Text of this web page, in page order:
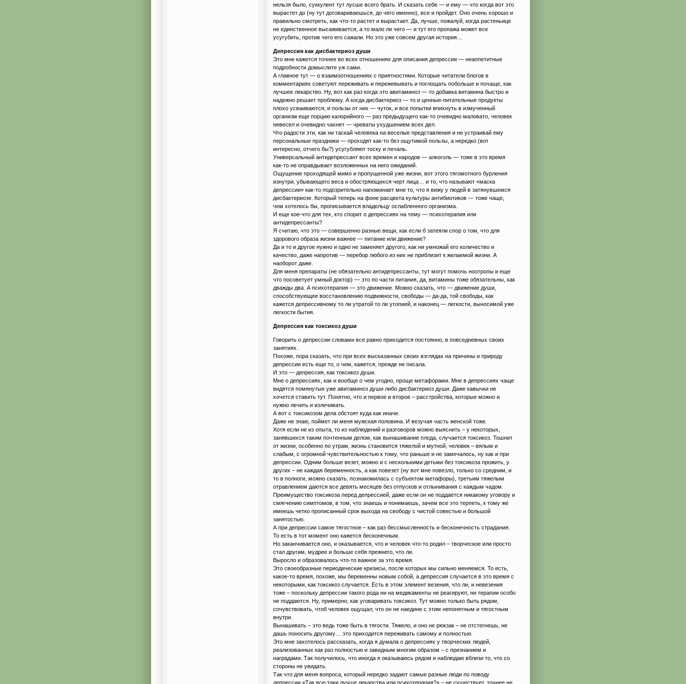
нельзя было, суккулент тут лусше всего брать. И сказать себе — и ему — что когда вот это
вырастет до (ну тут договариваешься, до чего именно), все и пройдет. Оно очень хорошо и
правильно смотреть, как что-то растет и вырастает. Да, лучше, пожалуй, когда растеньице
не единственное высаживается, а то мало ли чего — и тут его пропажа может все
усугубить, против чего его сажали. Но это уже совсем другая история…
Депрессия как дисбактериоз души
Это мне кажется точнее во всех отношениях для описания депрессии — неаппетитные
подробности домыслите уж сами.
А главное тут — о взаимоотношениях с приятностями. Которые читатели блогов в
комментариях советуют переживать и пережевывать и поглощать побольше и почаще, как
лучшее лекарство. Ну, вот как раз когда это авитаминоз — то добавка витамина быстро и
надежно решает проблему. А когда дисбактериоз — то и ценные-питательные продукты
плохо усваиваются, и пользы от них — чуток, и все попытки впихнуть в измученный
организм еще порцию калорийного — раз предыдущего как-то очевидно маловато, человек
невесел и очевидно чахнет — чреваты ухудшением всех дел.
Что радости эти, как ни таскай человека на веселые представления и не устраивай ему
персональные праздники — проходят как-то без ощутимой пользы, а нередко (вот
интересно, отчего бы?) усугубляют тоску и печаль.
Универсальный антидепрессант всех времен и народов — алкоголь — тоже в это время
как-то не оправдывает возложенных на него ожиданий.
Ощущение проходящей мимо и пропущенной уже жизни, вот этого тягомотного бурления
изнутри, убывающего веса и обостряющихся черт лица… и то, что называют «маска
депрессии» как-то подозрительно напоминает мне то, что я вижу у людей в затянувшемся
дисбактериозе. Который теперь на фоне расцвета культуры антибиотиков — тоже чаще,
чем хотелось бы, прописывается владельцу ослабленного организма.
И еще кое-что для тех, кто спорит о депрессиях на тему — психотерапия или
антидепрессанты?
Я считаю, что это — совершенно разные вещи, как если б затеяли спор о том, что для
здорового образа жизни важнее — питание или движение?
Да и то и другое нужно и одно не заменяет другого, как ни умножай его количество и
качество, даже напротив — перебор любого из них не приблизит к желаемой жизни. А
наоборот даже.
Для меня препараты (не обязательно антидепрессанты, тут могут помочь ноотропы и еще
что посоветует умный доктор) — это по части питания, да, витамины тоже обязательны, как
дважды два. А психотерапия — это движение. Можно сказать, что — движение души,
способствующее восстановлению подвижности, свободы — да-да, той свободы, как
кажется депрессивному то ли утратой то ли утопией, и наконец — легкости, выносимой уже
легкости бытия.
Депрессия как токсикоз души
Говорить о депрессии словами все равно приходится постоянно, в повседневных своих
занятиях.
Похоже, пора сказать, что при всех высказанных своих взглядах на причины и природу
депрессии есть еще то, о чем, кажется, прежде не писала.
И это — депрессия, как токсикоз души.
Мне о депрессиях, как и вообще о чем угодно, проще метафорами. Мне в депрессиях чаще
видятся помянутые уже авитаминоз души либо дисбактериоз души. Даже кавычки не
хочется ставить тут. Понятно, что и первое и второе – расстройства, которые можно и
нужно лечить и излечивать.
А вот с токсикозом дела обстоят куда как иначе.
Даже не знаю, поймет ли меня мужская половина. И везучая часть женской тоже.
Хотя если не из опыта, то из наблюдений и разговоров можно выяснить – у некоторых,
занявшихся таким почтенным делом, как вынашивание плода, случается токсикоз. Тошнит
от жизни, особенно по утрам, жизнь становится тяжелой и мутной, человек – вялым и
слабым, с огромной чувствительностью к тому, что раньше и не замечалось, ну как и при
депрессии. Одним больше везет, можно и с несколькими детьми без токсикоза прожить, у
других – не каждая беременность, а как повезет (ну вот мне повезло, только со средним, и
то в полноги, можно сказать, познакомилась с субъектом метафоры), третьим тяжелым
отравлением даются все девять месяцев без отпусков и отлынивания с каждым чадом.
Преимущество токсикоза перед депрессией, даже если он не поддается никакому уговору и
смягчению симптомов, в том, что знаешь и понимаешь, зачем все это терпеть, к тому же
имеешь четко прописанный срок выхода на свободу с чистой совестью и большой
занятостью.
А при депрессии самое тягостное – как раз бессмысленность и бесконечность страдания.
То есть в тот момент оно кажется бесконечным.
Но заканчивается оно, и оказывается, что и человек что-то родил – творческое или просто
стал другим, мудрее и больше себя прежнего, что ли.
Выросло и образовалось что-то важное за это время.
Это своеобразные периодические кризисы, после которых мы сильно меняемся. То есть,
какое-то время, похоже, мы беременны новым собой, а депрессия случается в это время с
некоторыми, как токсикоз случается. Есть в этом элемент везения, что ли, и невезения
тоже – поскольку депрессии такого рода ни на медикаменты не реагируют, ни терапии особо
не поддаются. Ну, примерно, как уговаривать токсикоз. Тут можно только быть рядом,
сочувствовать, чтоб человек ощущал, что он не наедине с этим непонятным и тягостным
внутри.
Вынашивать – это ведь тоже быть в тягости. Тяжело, и оно не рюкзак – не отстегнешь, не
дашь поносить другому… это приходится переживать самому и полностью.
Это мне захотелось рассказать, когда я думала о депрессиях у творческих людей,
реализованных как раз полностью и завидным многим образом – с признанием и
наградами. Так получилось, что иногда я оказываюсь рядом и наблюдаю вблизи то, что со
стороны не увидать.
Так что для меня вопроса, который нередко задают самые разные люди по поводу
депрессии «Так все-таки лучше лекарства или психотерапия?» – не существует, точнее не